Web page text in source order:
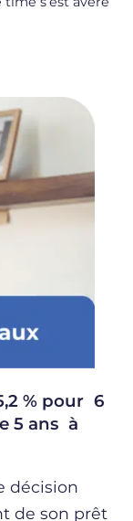
% pour 6
5 ans à
décision
de son prêt